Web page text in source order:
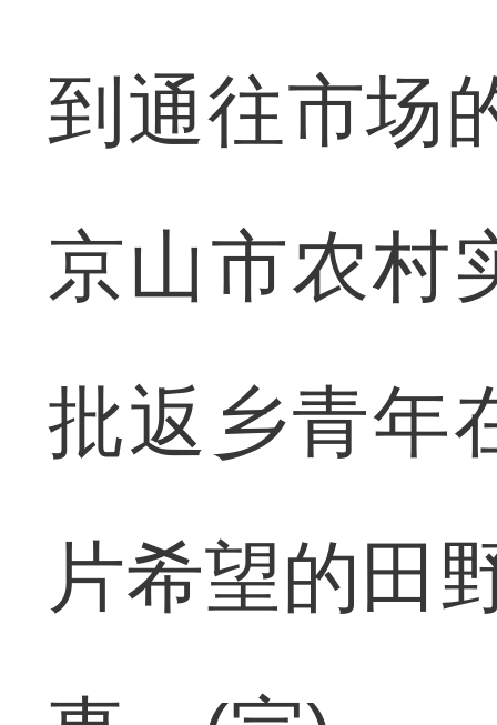
到通往市场
京山市农村
批返乡青年
片希望的田